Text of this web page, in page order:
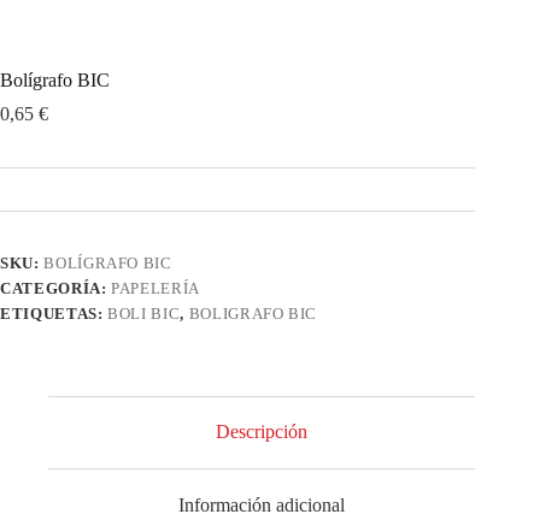
Bolígrafo BIC
0,65 €
SKU:BOLÍGRAFO BIC
CATEGORÍA:PAPELERÍA
ETIQUETAS:BOLI BIC, BOLIGRAFO BIC
Descripción
Información adicional